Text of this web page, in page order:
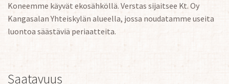
Koneemme käyvät ekosähköllä. Verstas sijaitsee Kt. Oy
Kangasalan Yhteiskylän alueella, jossa noudatamme useita
luontoa säästäviä periaatteita.
Saatavuus